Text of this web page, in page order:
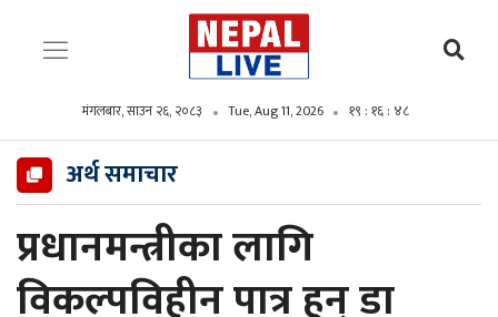
मंगलबार, साउन २६, २०८३ Tue, Aug 11, 2026 १९ : १६ : ४९
अर्थ समाचार
प्रधानमन्त्रीका लागि
विकल्पविहीन पात्र हुन् डा